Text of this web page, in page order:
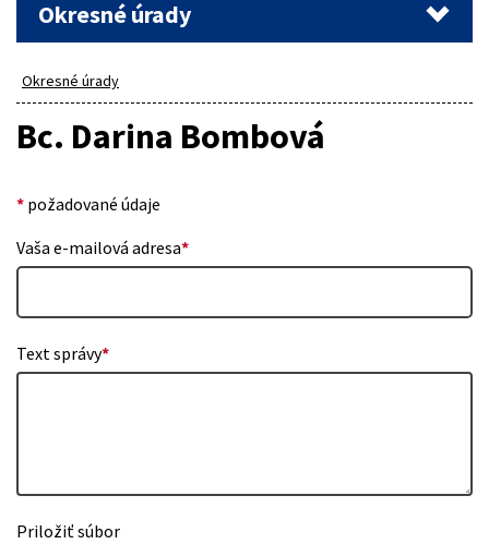
Okresné úrady
Okresné úrady
Bc. Darina Bombová
* požadované údaje
Vaša e-mailová adresa*
Text správy*
Priložiť súbor